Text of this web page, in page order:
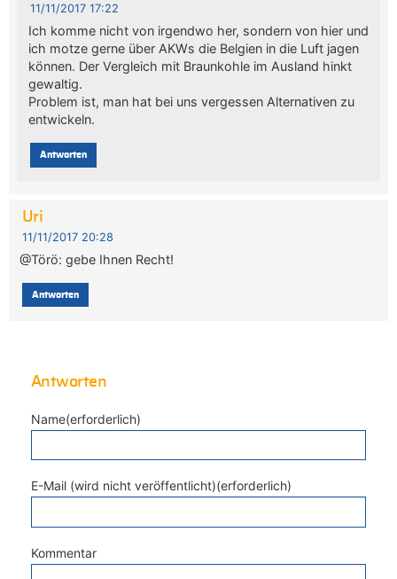
11/11/2017 17:22
Ich komme nicht von irgendwo her, sondern von hier und
ich motze gerne über AKWs die Belgien in die Luft jagen
können. Der Vergleich mit Braunkohle im Ausland hinkt
gewaltig.
Problem ist, man hat bei uns vergessen Alternativen zu
entwickeln.
Antworten
Uri
11/11/2017 20:28
@Törö: gebe Ihnen Recht!
Antworten
Antworten
Name(erforderlich)
E-Mail (wird nicht veröffentlicht)(erforderlich)
Kommentar